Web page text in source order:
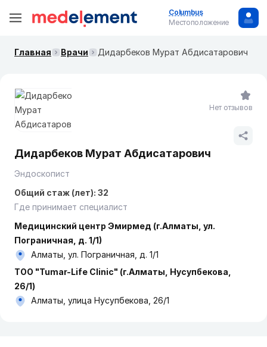
Columbus
Местоположение
Главная Врачи Дидарбеков Мурат Абдисатарович
Дидарбеков Мурат Абдисатарович
Эндоскопист
Общий стаж (лет): 32
Где принимает специалист
Медицинский центр Эмирмед (г.Алматы, ул.
Пограничная, д. 1/1)
Алматы, ул. Пограничная, д. 1/1
ТОО "Tumar-Life Clinic" (г.Алматы, Нусупбекова,
26/1)
Алматы, улица Нусупбекова, 26/1
Нет отзывов